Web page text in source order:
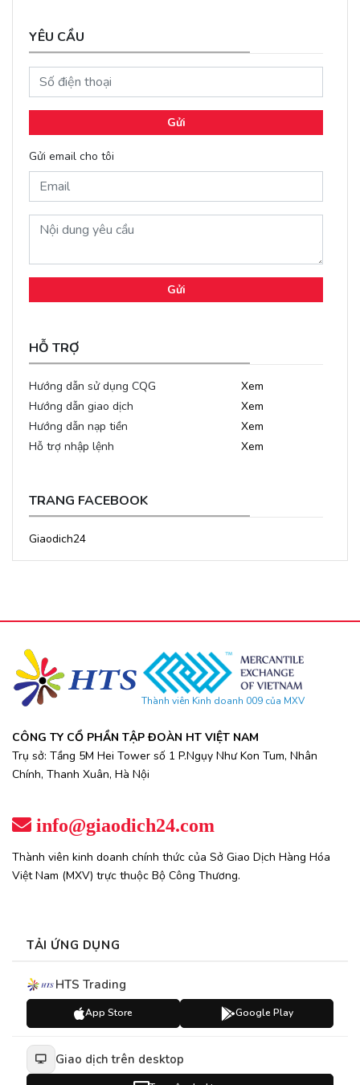
YÊU CẦU
Gửi
Gửi email cho tôi
Gửi
HỖ TRỢ
Hướng dẫn sử dụng CQG
Xem
Hướng dẫn giao dịch
Xem
Hướng dẫn nạp tiền
Xem
Hỗ trợ nhập lệnh
Xem
TRANG FACEBOOK
Giaodich24
Thành viên Kinh doanh 009 của MXV
CÔNG TY CỔ PHẦN TẬP ĐOÀN HT VIỆT NAM
Trụ sở: Tầng 5M Hei Tower số 1 P.Ngụy Như Kon Tum, Nhân
Chính, Thanh Xuân, Hà Nội
info@giaodich24.com
Thành viên kinh doanh chính thức của Sở Giao Dịch Hàng Hóa
Việt Nam (MXV) trực thuộc Bộ Công Thương.
TẢI ỨNG DỤNG
HTS Trading
App Store Google Play
Giao dịch trên desktop